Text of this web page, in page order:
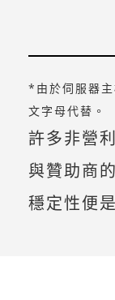
*由於伺服器
文字母代替。
許多非營
與贊助商
穩定性便